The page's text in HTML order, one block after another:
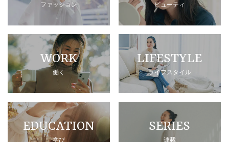
ファッション ビューティ
WORK
働く
LIFESTYLE
ライフスタイル
EDUCATION
学び
SERIES
連載